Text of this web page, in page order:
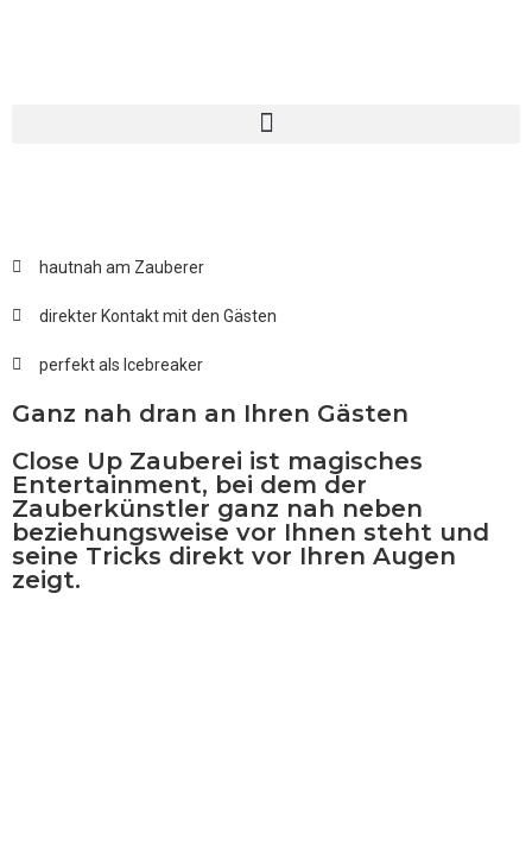
hautnah am Zauberer
direkter Kontakt mit den Gästen
perfekt als Icebreaker
Ganz nah dran an Ihren Gästen
Close Up Zauberei ist magisches
Entertainment, bei dem der
Zauberkünstler ganz nah neben
beziehungsweise vor Ihnen steht und
seine Tricks direkt vor Ihren Augen
zeigt.